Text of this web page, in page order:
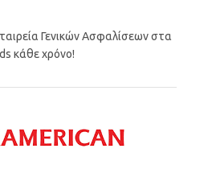
Γενικών Ασφαλίσεων στα
κάθε χρόνο!